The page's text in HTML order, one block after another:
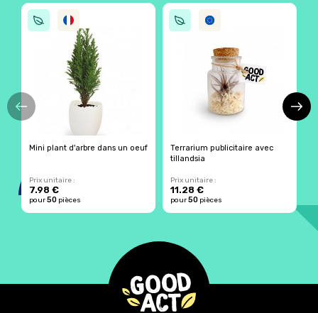
Mini plant d'arbre dans un oeuf
Prix unitaire :
7.98 €
pour50 pièces
Terrarium publicitaire avec
tillandsia
Prix unitaire :
11.28 €
pour50 pièces